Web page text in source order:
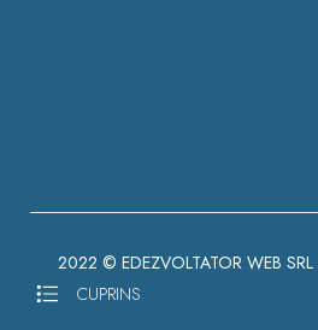
CUPRINS
2022 © EDEZVOLTATOR WEB SRL |